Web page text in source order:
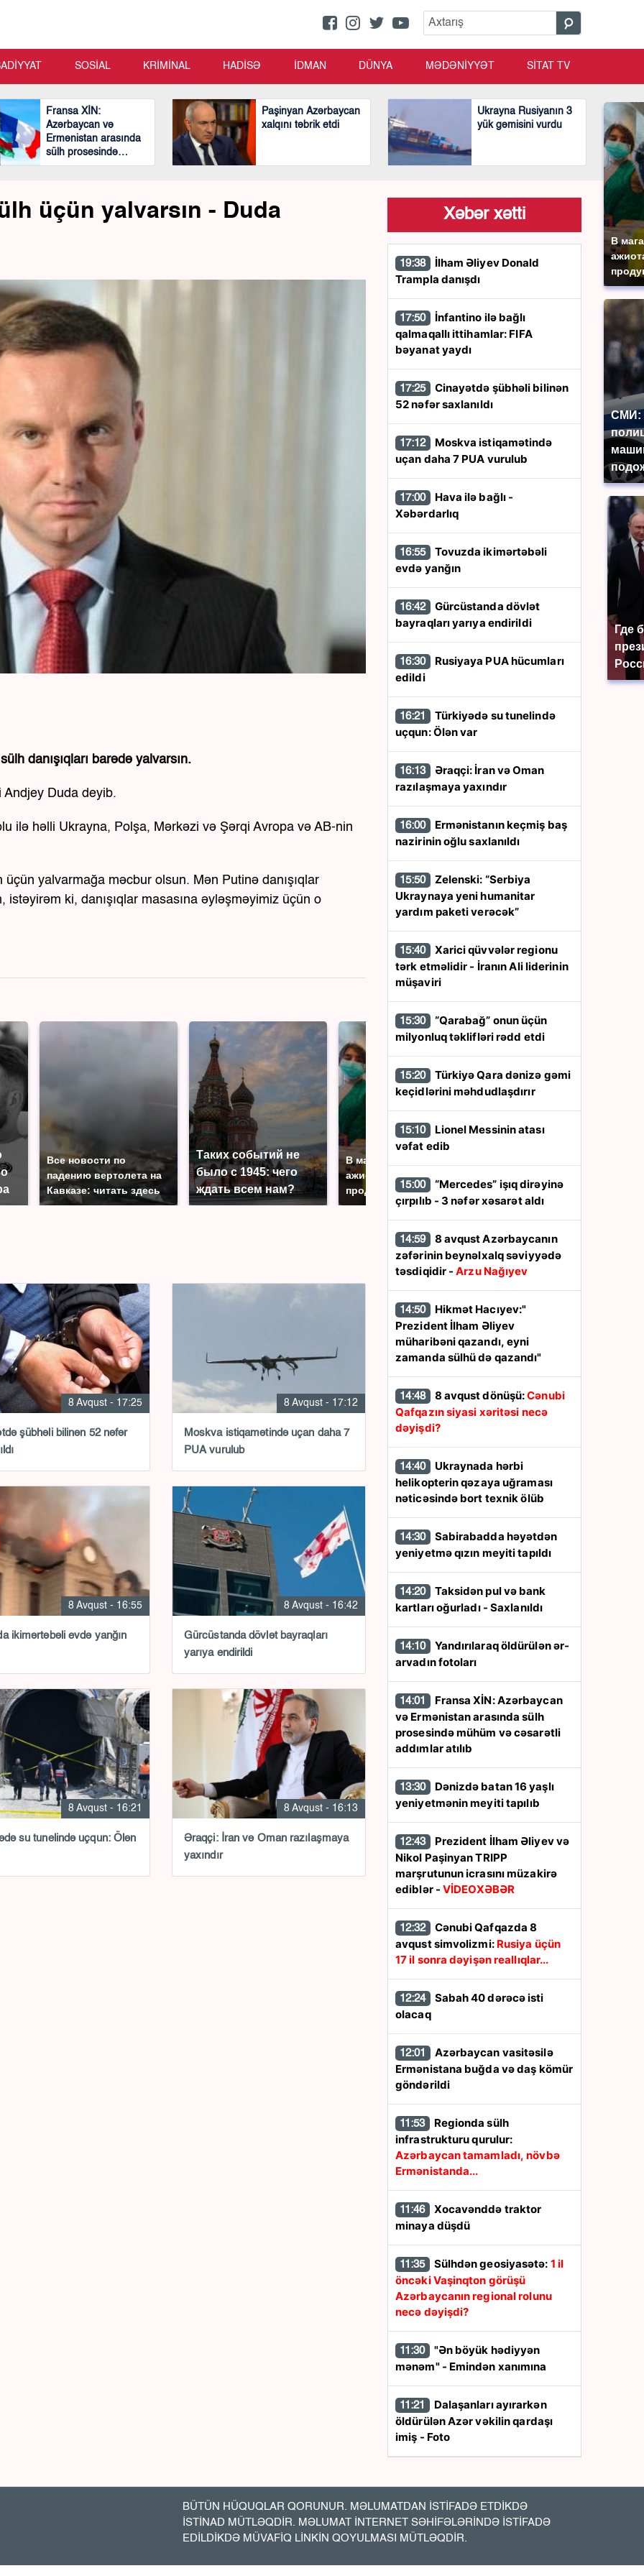
В
СМИ:
Где
SOSİAL KRİMİNAL HADİSƏ İDMAN DÜNYA MƏDƏNİYYƏT SİTAT TV
Fransa XİN:
Azərbaycan və
Ermənistan arasında
sülh prosesində
mühüm və cəsarətli
Paşinyan Azərbaycan
xalqını təbrik etdi
Ukrayna Rusiyanın 3
yük gəmisini vurdu
üçün yalvarsın - Duda
danışıqları barədə yalvarsın.
Duda deyib.
ilə həlli Ukrayna, Polşa, Mərkəzi və Şərqi Avropa və AB-nin
yalvarmağa məcbur olsun. Mən Putinə danışıqlar
ki, danışıqlar masasına əyləşməyimiz üçün o
Все новости по
падению вертолета на
Кавказе: читать здесь
Таких событий не
было с 1945: чего
ждать всем нам?
В магазинах России
ажиотаж из-за этого
продукта: что купить?
СМИ: В Химках на
подожгли.
8 Avqust - 17:25
şübhəli bilinən 52 nəfər
8 Avqust - 17:12
Moskva istiqamətində uçan daha 7
PUA vurulub
8 Avqust - 16:55
ikimərtəbəli evdə yanğın
8 Avqust - 16:42
Gürcüstanda dövlət bayraqları
yarıya endirildi
8 Avqust - 16:21
su tunelində uçqun: Ölən
8 Avqust - 16:13
Əraqçi: İran və Oman razılaşmaya
yaxındır
Xəbər xətti
19:38
Trampla danışdı
17:50
qalmaqallı ittihamlar: FIFA
bəyanat yaydı
17:25
52 nəfər saxlanıldı
17:12
uçan daha 7 PUA vurulub
17:00
Xəbərdarlıq
16:55
evdə yanğın
16:42
bayraqları yarıya endirildi
16:30
edildi
16:21
uçqun: Ölən var
16:13
razılaşmaya yaxındır
16:00
nazirinin oğlu saxlanıldı
15:50
Ukraynaya yeni humanitar
yardım paketi verəcək”
15:40
tərk etməlidir - İranın Ali liderinin
müşaviri
15:30
milyonluq təklifləri rədd etdi
15:20
keçidlərini məhdudlaşdırır
15:10
vəfat edib
15:00
çırpılıb - 3 nəfər xəsarət aldı
14:59
zəfərinin beynəlxalq səviyyədə
təsdiqidir -Arzu Nağıyev
14:50
Prezident İlham Əliyev
müharibəni qazandı, eyni
zamanda sülhü də qazandı"
14:48 8 avqust dönüşü:Cənubi
Qafqazın siyasi xəritəsi necə
dəyişdi?
14:40
helikopterin qəzaya uğraması
nəticəsində bort texnik ölüb
14:30
yeniyetmə qızın meyiti tapıldı
14:20
kartları oğurladı - Saxlanıldı
14:10
arvadın fotoları
14:01
və Ermənistan arasında sülh
prosesində mühüm və cəsarətli
addımlar atılıb
13:30
yeniyetmənin meyiti tapılıb
12:43
Nikol Paşinyan TRIPP
marşrutunun icrasını müzakirə
ediblər - VİDEOXƏBƏR
12:32
avqust simvolizmi: Rusiya üçün
17 il sonra dəyişən reallıqlar...
12:24
olacaq
12:01
Ermənistana buğda və daş kömür
göndərildi
11:53
infrastrukturu qurulur:
Azərbaycan tamamladı, növbə
Ermənistanda...
11:46
minaya düşdü
11:35 Sülhdən geosiyasətə: 1 il
öncəki Vaşinqton görüşü
Azərbaycanın regional rolunu
necə dəyişdi?
11:30
mənəm" - Emindən xanımına
11:21
öldürülən Azər vəkilin qardaşı
imiş - Foto
ABŞ -Azərbaycan iqtisadi
əlaqələrində yeni mərhələ:7,5
milyard dollarlıq sazişlər nə vəd
edir?
BÜTÜN HÜQUQLAR QORUNUR. MƏLUMATDAN İSTİFADƏ ETDİKDƏ
İSTİNAD MÜTLƏQDİR. MƏLUMAT İNTERNET SƏHİFƏLƏRİNDƏ İSTİFADƏ
EDİLDİKDƏ MÜVAFİQ LİNKİN QOYULMASI MÜTLƏQDİR.